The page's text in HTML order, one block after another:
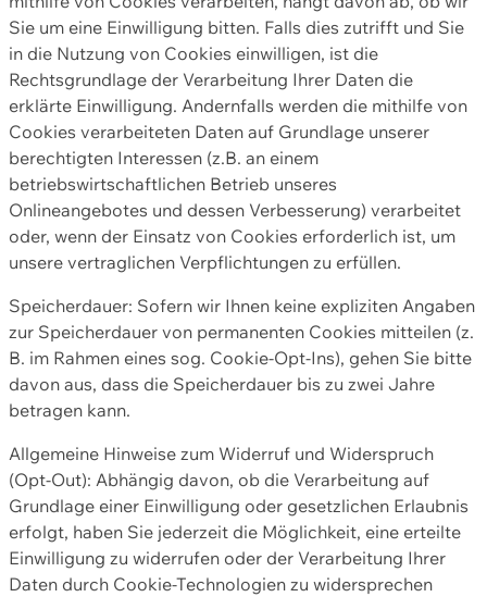
Sie um eine Einwilligung bitten. Falls dies zutrifft und Sie
in die Nutzung von Cookies einwilligen, ist die
Rechtsgrundlage der Verarbeitung Ihrer Daten die
erklärte Einwilligung. Andernfalls werden die mithilfe von
Cookies verarbeiteten Daten auf Grundlage unserer
berechtigten Interessen (z.B. an einem
betriebswirtschaftlichen Betrieb unseres
Onlineangebotes und dessen Verbesserung) verarbeitet
oder, wenn der Einsatz von Cookies erforderlich ist, um
unsere vertraglichen Verpflichtungen zu erfüllen.
Speicherdauer: Sofern wir Ihnen keine expliziten Angaben
zur Speicherdauer von permanenten Cookies mitteilen (z.
B. im Rahmen eines sog. Cookie-Opt-Ins), gehen Sie bitte
davon aus, dass die Speicherdauer bis zu zwei Jahre
betragen kann.
Allgemeine Hinweise zum Widerruf und Widerspruch
(Opt-Out): Abhängig davon, ob die Verarbeitung auf
Grundlage einer Einwilligung oder gesetzlichen Erlaubnis
erfolgt, haben Sie jederzeit die Möglichkeit, eine erteilte
Einwilligung zu widerrufen oder der Verarbeitung Ihrer
Daten durch Cookie-Technologien zu widersprechen